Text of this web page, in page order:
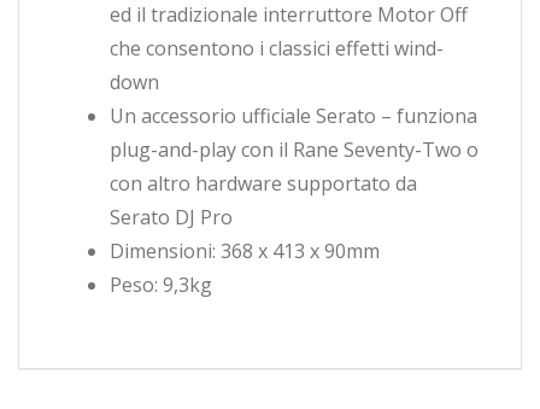
ed il tradizionale interruttore Motor Off
che consentono i classici effetti wind-
down
Un accessorio ufficiale Serato – funziona
plug-and-play con il Rane Seventy-Two o
con altro hardware supportato da
Serato DJ Pro
Dimensioni: 368 x 413 x 90mm
Peso: 9,3kg